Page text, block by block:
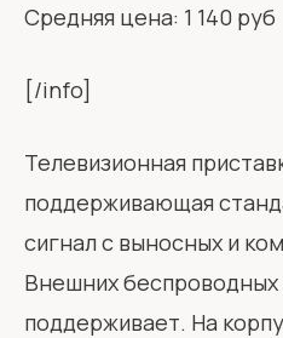
Средняя цена: 1 140 руб
[/info]
Телевизионная
поддерживающая
сигнал с выносных и
Внешних
поддерживает. На